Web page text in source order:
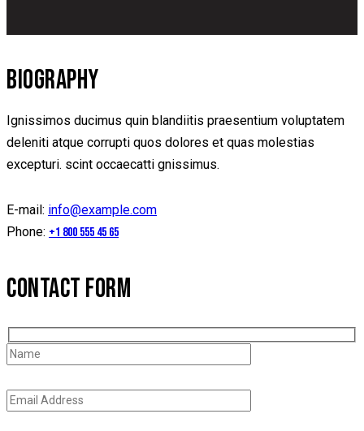
BIOGRAPHY
Ignissimos ducimus quin blandiitis praesentium voluptatem
deleniti atque corrupti quos dolores et quas molestias
excepturi. scint occaecatti gnissimus.
E-mail: info@example.com
Phone: +1 800 555 45 65
CONTACT FORM